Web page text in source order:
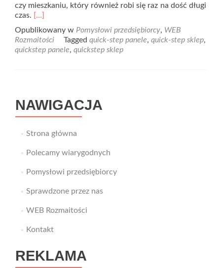
czy mieszkaniu, który również robi się raz na dość długi
czas. Read
about
Panele
quickstep
[…]
Opublikowany w Pomysłowi przedsiębiorcy, WEB
Rozmaitości
Tagged quick-step panele, quick-step sklep,
quickstep panele, quickstep sklep
NAWIGACJA
Strona główna
Polecamy wiarygodnych
Pomysłowi przedsiębiorcy
Sprawdzone przez nas
WEB Rozmaitości
Kontakt
REKLAMA